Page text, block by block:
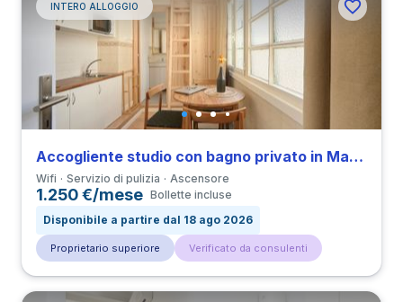
INTERO ALLOGGIO
Accogliente studio con bagno privato in Marquês de Pombal
Wifi Servizio di pulizia Ascensore
1.250 €/mese Bollette incluse
Disponibile a partire dal 18 ago 2026
Proprietario superiore Verificato da consulenti